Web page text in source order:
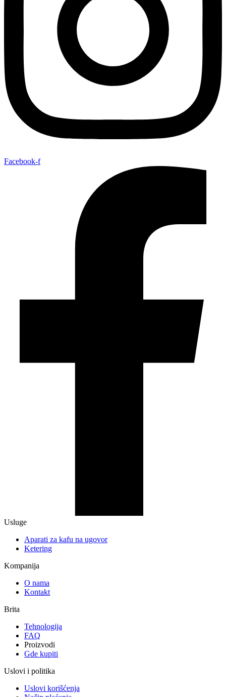
Facebook-f
Usluge
Aparati za kafu na ugovor
Ketering
Kompanija
O nama
Kontakt
Brita
Tehnologija
FAQ
Proizvodi
Gde kupiti
Uslovi i politika
Uslovi korišćenja